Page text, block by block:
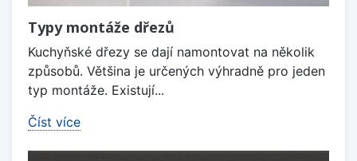
Typy montáže dřezů
Kuchyňské dřezy se dají namontovat na několik
způsobů. Většina je určených výhradně pro jeden
typ montáže. Existují...
Číst více